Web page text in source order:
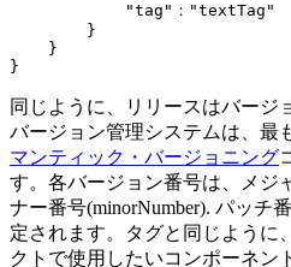
            "tag"："textTag"
        }
    }
}
同じように、リリースはバージ
バージョン管理システムは、最
マンティック・バージョニング
す。各バージョン番号は、メジ
ナー番号(minorNumber). パッチ
定されます。タグと同じように
クトで使用したいコンポーネン